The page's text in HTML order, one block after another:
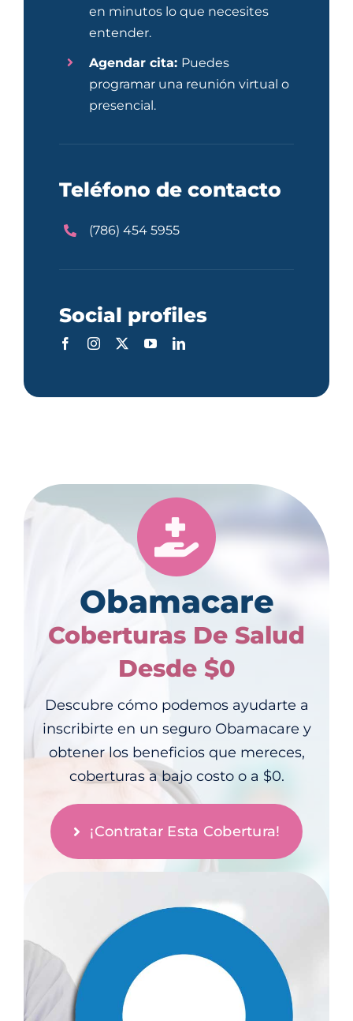
en minutos lo que necesites
entender.
Agendar cita: Puedes
programar una reunión virtual o
presencial.
Teléfono de contacto
(786) 454 5955
Social profiles
Obamacare
Coberturas De Salud
Desde $0
Descubre cómo podemos ayudarte a
inscribirte en un seguro Obamacare y
obtener los beneficios que mereces,
coberturas a bajo costo o a $0.
¡Contratar Esta Cobertura!